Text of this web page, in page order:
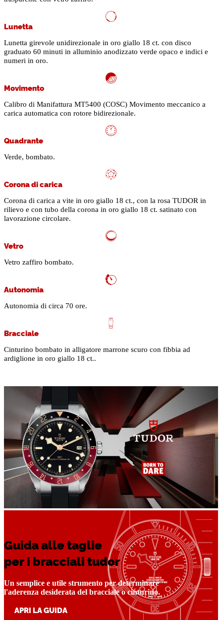
Lunetta
Lunetta girevole unidirezionale in oro giallo 18 ct. con disco
graduato 60 minuti in alluminio anodizzato verde opaco e indici e
numeri in oro.
Movimento
Calibro di Manifattura MT5400 (COSC) Movimento meccanico a
carica automatica con rotore bidirezionale.
Quadrante
Verde, bombato.
Corona di carica
Corona di carica a vite in oro giallo 18 ct., con la rosa TUDOR in
rilievo e con tubo della corona in oro giallo 18 ct. satinato con
lavorazione circolare.
Vetro
Vetro zaffiro bombato.
Autonomia
Autonomia di circa 70 ore.
Bracciale
Cinturino bombato in alligatore marrone scuro con fibbia ad
ardiglione in oro giallo 18 ct..
Guida alle taglie
per i bracciali tudor
Un semplice e utile strumento per determinare
l'aderenza desiderata del bracciale o cinturino.
APRI LA GUIDA